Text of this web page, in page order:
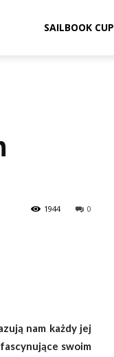
SAILBOOK CUP
0
1944
nam każdy jej
swoim